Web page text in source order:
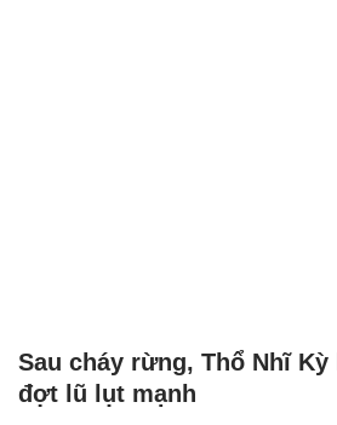
Sau cháy rừng, Thổ Nhĩ
đợt lũ lụt mạnh